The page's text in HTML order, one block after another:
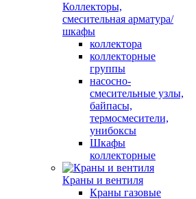
Коллекторы,
смесительная арматура/
шкафы
коллектора
коллекторные
группы
насосно-
смесительные узлы,
байпасы,
термосмесители,
унибоксы
Шкафы
коллекторные
Краны и вентиля
Краны газовые